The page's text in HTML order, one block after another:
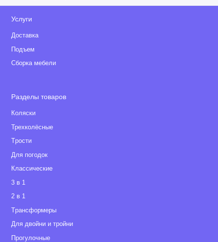
Услуги
Доставка
Подъем
Сборка мебели
Разделы товаров
Коляски
Трехколёсные
Tрости
Для погодок
Классические
3 в 1
2 в 1
Tрансформеры
Для двойни и тройни
Прогулочные